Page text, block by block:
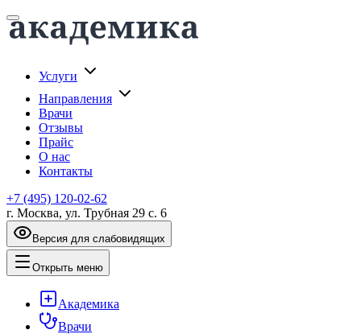
Услуги
Направления
Врачи
Отзывы
Прайс
О нас
Контакты
+7 (495) 120-02-62
г. Москва, ул. Трубная 29 с. 6
Версия для слабовидящих
Открыть меню
Академика
Врачи